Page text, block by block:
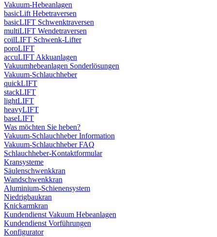
Vakuum-Hebeanlagen
basicLift Hebetraversen
basicLIFT Schwenktraversen
multiLIFT Wendetraversen
coilLIFT Schwenk-Lifter
poroLIFT
accuLIFT Akkuanlagen
Vakuumhebeanlagen Sonderlösungen
Vakuum-Schlauchheber
quickLIFT
stackLIFT
lightLIFT
heavyLIFT
baseLIFT
Was möchten Sie heben?
Vakuum-Schlauchheber Information
Vakuum-Schlauchheber FAQ
Schlauchheber-Kontaktformular
Kransysteme
Säulenschwenkkran
Wandschwenkkran
Aluminium-Schienensystem
Niedrigbaukran
Knickarmkran
Kundendienst Vakuum Hebeanlagen
Kundendienst Vorführungen
Konfigurator